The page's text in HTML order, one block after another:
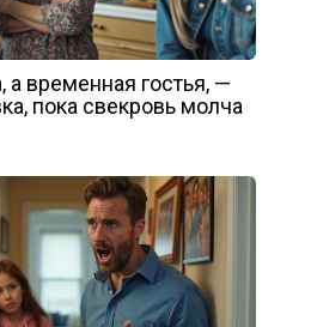
а временная гостья, —
пока свекровь молча